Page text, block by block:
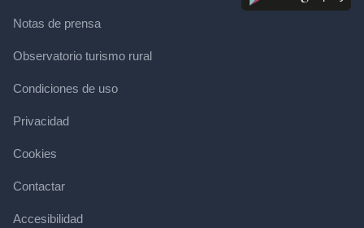
Notas de prensa
Observatorio turismo rural
Condiciones de uso
Privacidad
Cookies
Contactar
Accesibilidad